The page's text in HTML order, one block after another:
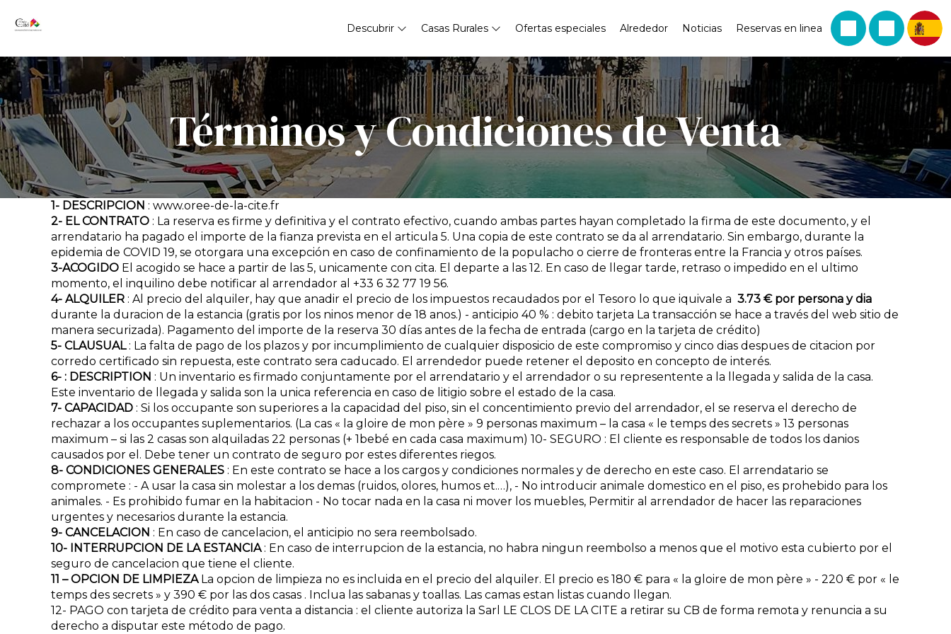
Descubrir Casas Rurales Ofertas especiales Alrededor Noticias Reservas en linea
Términos y Condiciones de Venta
1- DESCRIPCION : www.oree-de-la-cite.fr
2- EL CONTRATO : La reserva es firme y definitiva y el contrato efectivo, cuando ambas partes hayan completado la firma de este documento, y el
arrendatario ha pagado el importe de la fianza prevista en el articula 5. Una copia de este contrato se da al arrendatario. Sin embargo, durante la
epidemia de COVID 19, se otorgara una excepción en caso de confinamiento de la populacho o cierre de fronteras entre la Francia y otros países.
3-ACOGIDO El acogido se hace a partir de las 5, unicamente con cita. El departe a las 12. En caso de llegar tarde, retraso o impedido en el ultimo
momento, el inquilino debe notificar al arrendador al +33 6 32 77 19 56.
4- ALQUILER : Al precio del alquiler, hay que anadir el precio de los impuestos recaudados por el Tesoro lo que iquivale a 3.73 € por persona y dia
durante la duracion de la estancia (gratis por los ninos menor de 18 anos.) - anticipio 40 % : debito tarjeta La transacción se hace a través del web sitio de
manera securizada). Pagamento del importe de la reserva 30 días antes de la fecha de entrada (cargo en la tarjeta de crédito)
5- CLAUSUAL: La falta de pago de los plazos y por incumplimiento de cualquier disposicio de este compromiso y cinco dias despues de citacion por
corredo certificado sin repuesta, este contrato sera caducado. El arrendedor puede retener el deposito en concepto de interés.
6- : DESCRIPTION : Un inventario es firmado conjuntamente por el arrendatario y el arrendador o su representente a la llegada y salida de la casa.
Este inventario de llegada y salida son la unica referencia en caso de litigio sobre el estado de la casa.
7- CAPACIDAD : Si los occupante son superiores a la capacidad del piso, sin el concentimiento previo del arrendador, el se reserva el derecho de
rechazar a los occupantes suplementarios. (La cas « la gloire de mon père » 9 personas maximum – la casa « le temps des secrets » 13 personas
maximum – si las 2 casas son alquiladas 22 personas (+ 1bebé en cada casa maximum) 10- SEGURO : El cliente es responsable de todos los danios
causados por el. Debe tener un contrato de seguro por estes diferentes riegos.
8- CONDICIONES GENERALES : En este contrato se hace a los cargos y condiciones normales y de derecho en este caso. El arrendatario se
compromete : - A usar la casa sin molestar a los demas (ruidos, olores, humos et.…), - No introducir animale domestico en el piso, es prohebido para los
animales. - Es prohibido fumar en la habitacion - No tocar nada en la casa ni mover los muebles, Permitir al arrendador de hacer las reparaciones
urgentes y necesarios durante la estancia.
9- CANCELACION : En caso de cancelacion, el anticipio no sera reembolsado.
10- INTERRUPCION DE LA ESTANCIA: En caso de interrupcion de la estancia, no habra ningun reembolso a menos que el motivo esta cubierto por el
seguro de cancelacion que tiene el cliente.
11 – OPCION DE LIMPIEZALa opcion de limpieza no es incluida en el precio del alquiler. El precio es 180 € para « la gloire de mon père » - 220 € por « le
temps des secrets » y 390 € por las dos casas . Inclua las sabanas y toallas. Las camas estan listas cuando llegan.
12- PAGO con tarjeta de crédito para venta a distancia : el cliente autoriza la Sarl LE CLOS DE LA CITE a retirar su CB de forma remota y renuncia a su
derecho a disputar este método de pago.